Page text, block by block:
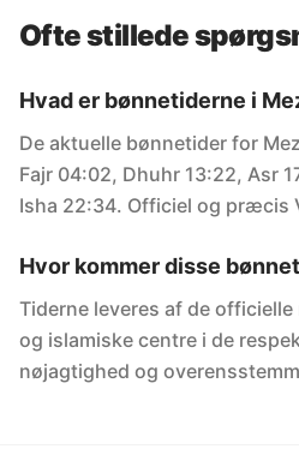
Ofte stillede
Hvad er bønnetiderne i
De aktuelle bønnetider for
Fajr 04:02, Dhuhr 13:22, Asr
Isha 22:34. Officiel og præcis
Hvor kommer disse
Tiderne leveres af de
og islamiske centre i de
nøjagtighed og